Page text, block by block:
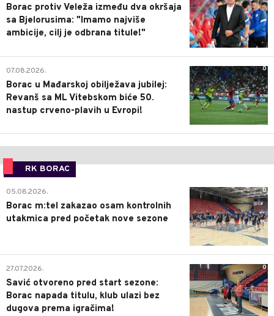
Borac protiv Veleža između dva okršaja
sa Bjelorusima: "Imamo najviše
ambicije, cilj je odbrana titule!"
0
07.08.2026.
Borac u Mađarskoj obilježava jubilej:
Revanš sa ML Vitebskom biće 50.
nastup crveno-plavih u Evropi!
RK BORAC
0
05.08.2026.
Borac m:tel zakazao osam kontrolnih
utakmica pred početak nove sezone
0
27.07.2026.
Savić otvoreno pred start sezone:
Borac napada titulu, klub ulazi bez
dugova prema igračima!